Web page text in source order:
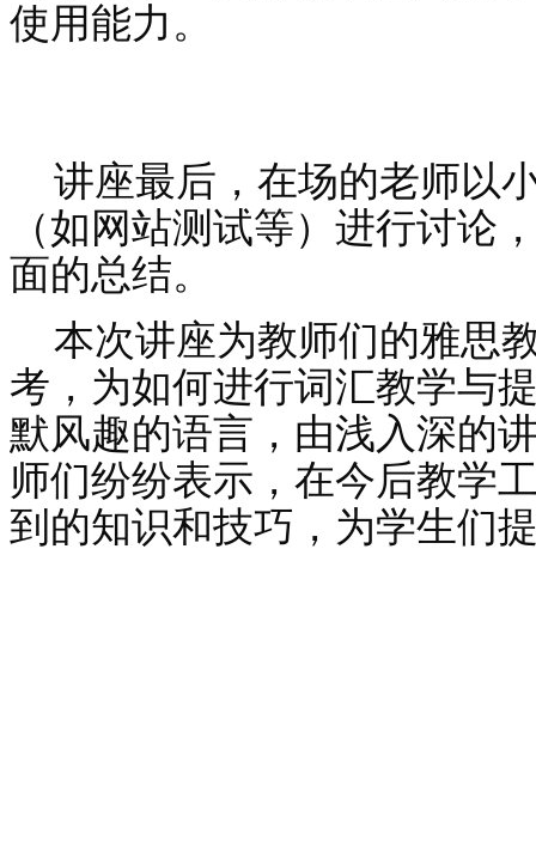
使用能力。
讲座最后，在场的老师以
（如网站测试等）进行讨论
面的总结。
本次讲座为教师们的雅思
考，为如何进行词汇教学与
默风趣的语言，由浅入深的
师们纷纷表示，在今后教学
到的知识和技巧，为学生们